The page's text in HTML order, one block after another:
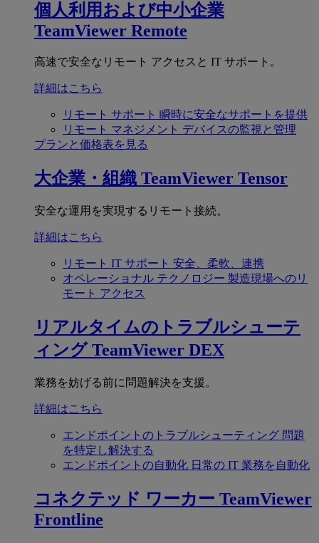
個人利用および中小企業
TeamViewer Remote
高速で安全なリモート アクセスと IT サポート。
詳細はこちら
リモート サポート 瞬時に安全なサポートを提供
リモート マネジメント デバイスの監視と管理
プランと価格表を見る
大企業・組織 TeamViewer Tensor
安全な運用を実現するリモート接続。
詳細はこちら
リモート IT サポート 安全、柔軟、連携
オペレーショナル テクノロジー 製造現場へのリ
モート アクセス
リアルタイムのトラブルシューテ
ィング TeamViewer DEX
業務を妨げる前に問題解決を支援。
詳細はこちら
エンドポイントのトラブルシューティング 問題
を特定し解決する
エンドポイントの自動化 日常の IT 業務を自動化
コネクテッド ワーカー TeamViewer
Frontline